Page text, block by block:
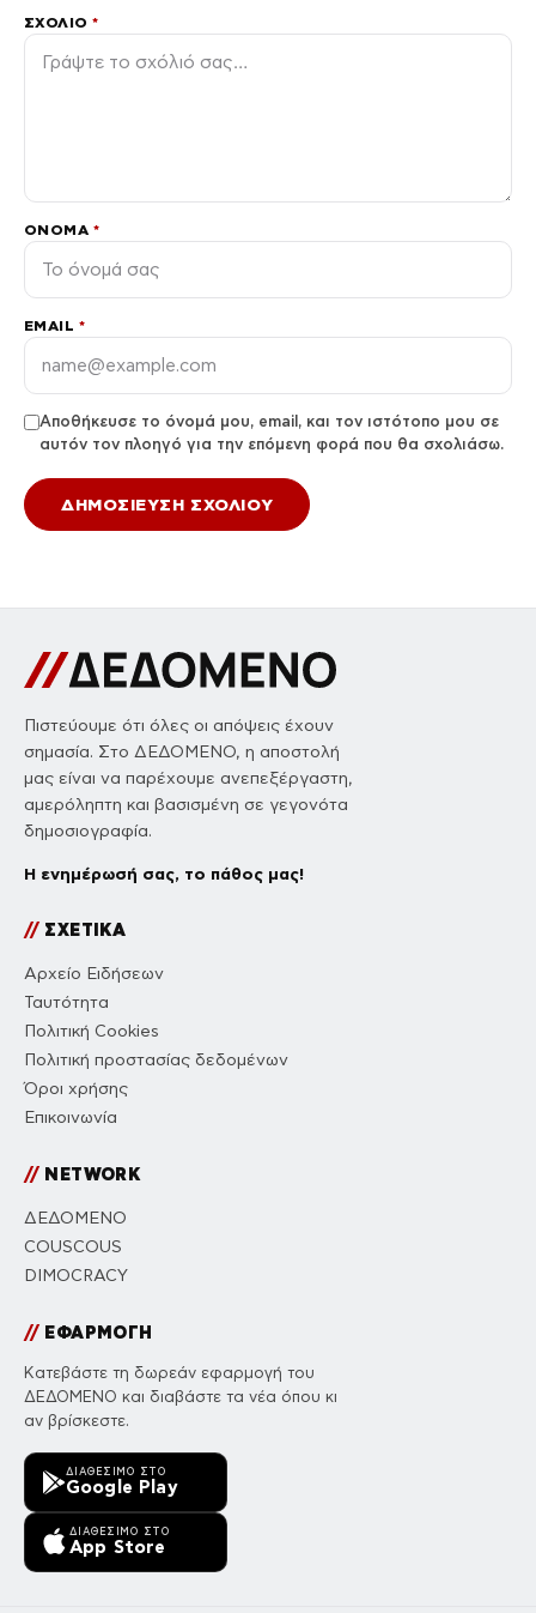
ΣΧΌΛΙΟ*
ΌΝΟΜΑ *
EMAIL *
Αποθήκευσε το όνομά μου, email, και τον ιστότοπο μου σε
αυτόν τον πλοηγό για την επόμενη φορά που θα σχολιάσω.
Πιστεύουμε ότι όλες οι απόψεις έχουν
σημασία. Στο ΔΕΔΟΜΕΝΟ, η αποστολή
μας είναι να παρέχουμε ανεπεξέργαστη,
αμερόληπτη και βασισμένη σε γεγονότα
δημοσιογραφία.
Η ενημέρωσή σας, το πάθος μας!
//ΣΧΕΤΙΚΑ
Αρχείο Ειδήσεων
Ταυτότητα
Πολιτική Cookies
Πολιτική προστασίας δεδομένων
Όροι χρήσης
Επικοινωνία
//NETWORK
ΔΕΔΟΜΕΝΟ
COUSCOUS
DIMOCRACY
//ΕΦΑΡΜΟΓΗ
Κατεβάστε τη δωρεάν εφαρμογή του
ΔΕΔΟΜΕΝΟ και διαβάστε τα νέα όπου κι
αν βρίσκεστε.
ΔΙΑΘΈΣΙΜΟ ΣΤΟ
Google Play
ΔΙΑΘΈΣΙΜΟ ΣΤΟ
App Store